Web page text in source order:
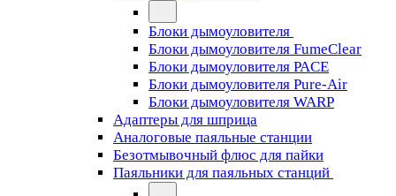
Блоки дымоуловителя
Блоки дымоуловителя FumeClear
Блоки дымоуловителя PACE
Блоки дымоуловителя Pure-Air
Блоки дымоуловителя WARP
Адаптеры для шприца
Аналоговые паяльные станции
Безотмывочный флюс для пайки
Паяльники для паяльных станций